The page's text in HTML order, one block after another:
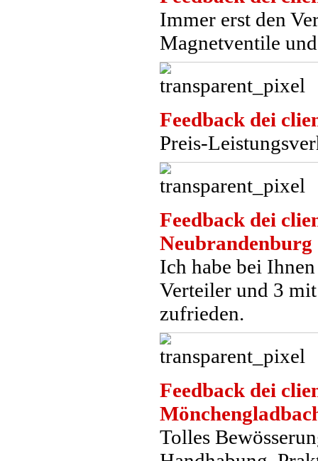
Immer erst den
Magnetventile
Feedback dei
Preis-
Feedback dei
Neubrandenburg
Ich habe bei
Verteiler und 3
zufrieden.
Feedback dei
Tolles